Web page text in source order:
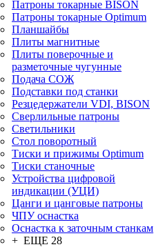
Патроны токарные BISON
Патроны токарные Optimum
Планшайбы
Плиты магнитные
Плиты поверочные и
разметочные чугунные
Подача СОЖ
Подставки под станки
Резцедержатели VDI, BISON
Сверлильные патроны
Светильники
Стол поворотный
Тиски и прижимы Optimum
Тиски станочные
Устройства цифровой
индикации (УЦИ)
Цанги и цанговые патроны
ЧПУ оснастка
Оснастка к заточным станкам
+ ЕЩЕ 28